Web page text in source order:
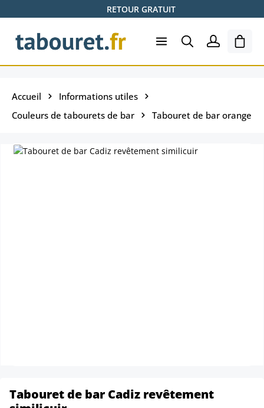
Passer au contenu principalRETOUR GRATUIT
Le
Accueil
Informations utiles
Couleurs de tabourets de bar
Tabouret de bar orange
Tabouret de bar Cadiz revêtement